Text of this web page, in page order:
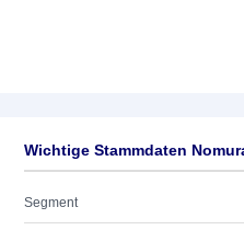
Wichtige Stammdaten
Segment